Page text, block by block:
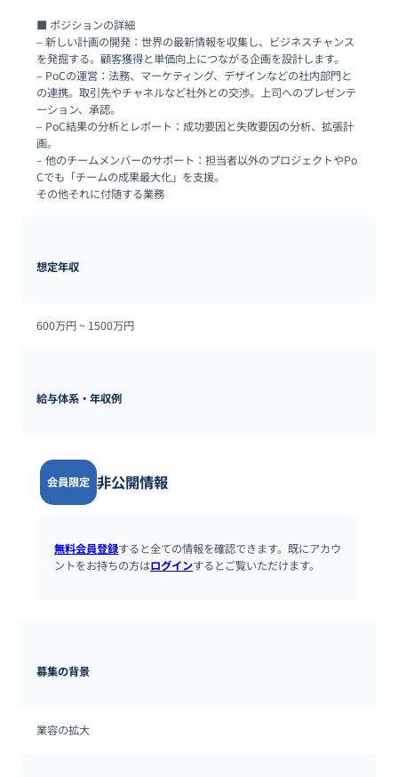
■ ポジションの詳細
– 新しい計画の開発：世界の最新情報を収集し、ビジネスチャンス
を発掘する。顧客獲得と単価向上につながる企画を設計します。
– PoCの運営：法務、マーケティング、デザインなどの社内部門と
の連携。取引先やチャネルなど社外との交渉。上司へのプレゼンテ
ーション、承認。
– PoC結果の分析とレポート：成功要因と失敗要因の分析、拡張計
画。
– 他のチームメンバーのサポート：担当者以外のプロジェクトやPo
Cでも「チームの成果最大化」を支援。
その他それに付随する業務
想定年収
600万円 ~ 1500万円
給与体系・年収例
会員限定 非公開情報
無料会員登録すると全ての情報を確認できます。既にアカウ
ントをお持ちの方はログインするとご覧いただけます。
募集の背景
業容の拡大